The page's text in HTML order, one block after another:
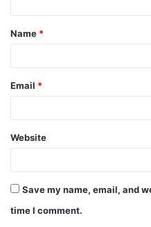
Name *
Email *
Website
Save my name, email, and
time I comment.